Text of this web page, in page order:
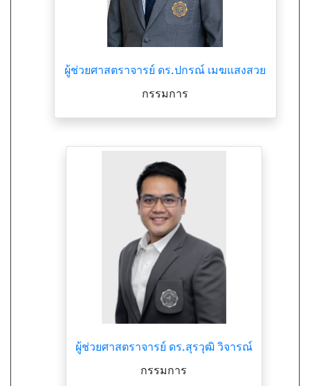
ผู้ช่วยศาสตราจารย์ ดร.ปกรณ์ เมฆแสงสวย
กรรมการ
ผู้ช่วยศาสตราจารย์ ดร.สุรวุฒิ วิจารณ์
กรรมการ